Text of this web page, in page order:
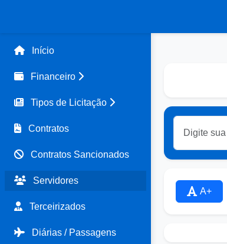
Início
Financeiro
Tipos de Licitação
Contratos
Contratos Sancionados
Servidores
Terceirizados
Diárias / Passagens
A+